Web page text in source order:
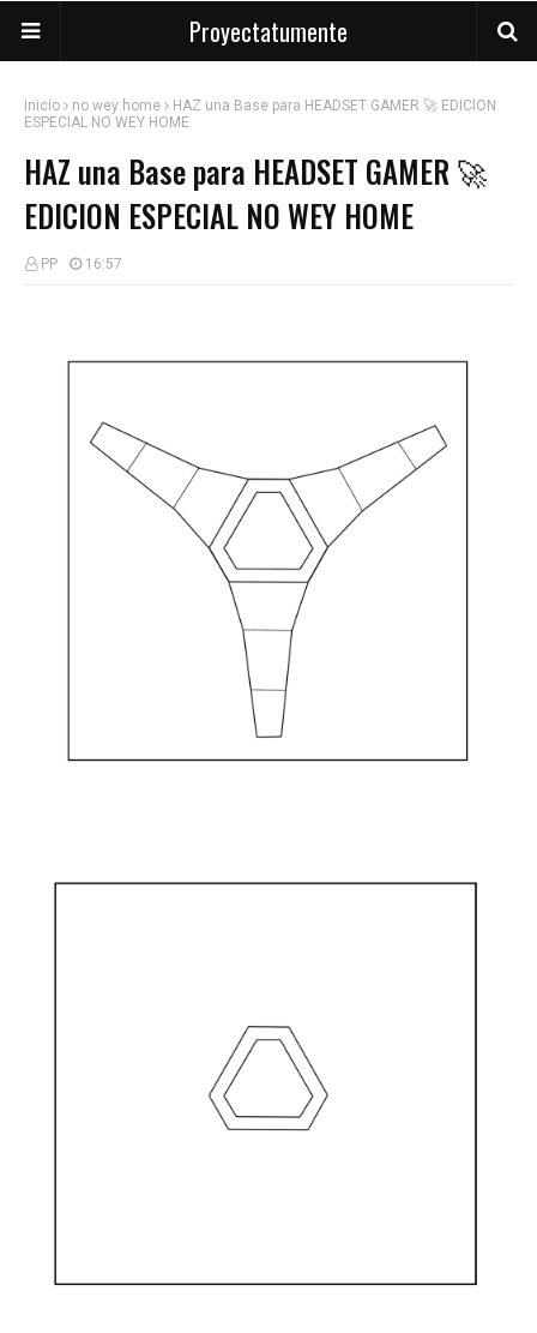
Proyectatumente
Inicio no wey home
HAZ una Base para HEADSET GAMER 🚀 EDICION
ESPECIAL NO WEY HOME
HAZ una Base para HEADSET GAMER 🚀
EDICION ESPECIAL NO WEY HOME
PP 16:57